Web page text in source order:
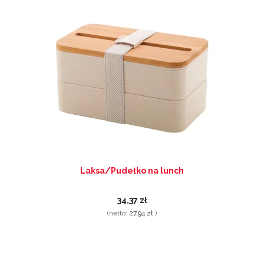
Laksa/Pudełko na lunch
34,37 zł
(netto: 27,94 zł )